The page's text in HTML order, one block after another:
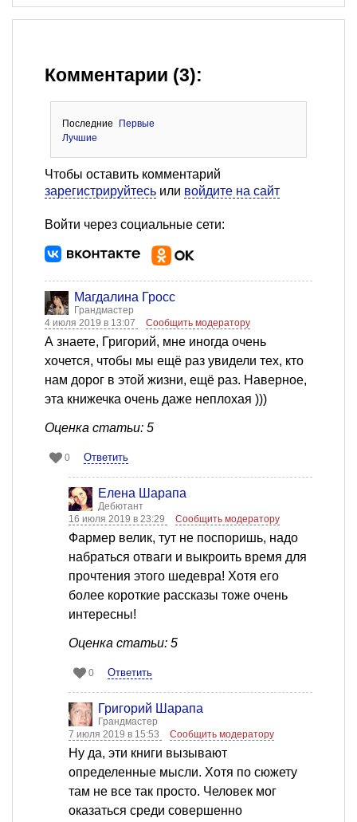
Комментарии (3):
Последние
Первые
Лучшие
Чтобы оставить комментарий
зарегистрируйтесь или войдите на сайт
Войти через социальные сети:
Магдалина Гросс
Грандмастер
4 июля 2019 в 13:07
Сообщить модератору
А знаете, Григорий, мне иногда очень
хочется, чтобы мы ещё раз увидели тех, кто
нам дорог в этой жизни, ещё раз. Наверное,
эта книжечка очень даже неплохая )))
Оценка статьи: 5
0 Ответить
Елена Шарапа
Дебютант
16 июля 2019 в 23:29
Сообщить модератору
Фармер велик, тут не поспоришь, надо
набраться отваги и выкроить время для
прочтения этого шедевра! Хотя его
более короткие рассказы тоже очень
интересны!
Оценка статьи: 5
0 Ответить
Григорий Шарапа
Грандмастер
7 июля 2019 в 15:53
Сообщить модератору
Ну да, эти книги вызывают
определенные мысли. Хотя по сюжету
там не все так просто. Человек мог
оказаться среди совершенно